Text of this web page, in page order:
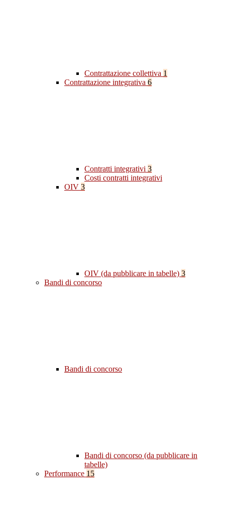
Contrattazione collettiva 1
Contrattazione integrativa 6
Contratti integrativi 3
Costi contratti integrativi
OIV 3
OIV (da pubblicare in tabelle) 3
Bandi di concorso
Bandi di concorso
Bandi di concorso (da pubblicare in
tabelle)
Performance 15